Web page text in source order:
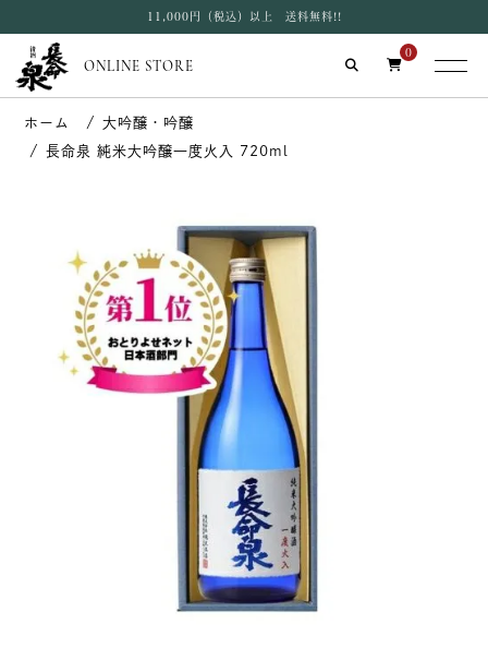
11,000円（税込）以上 送料無料!!
ONLINE STORE
0
大吟醸・吟醸
長命泉 純米大吟醸一度火入 720ml